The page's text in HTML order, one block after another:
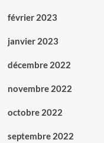
février 2023
janvier 2023
décembre 2022
novembre 2022
octobre 2022
septembre 2022